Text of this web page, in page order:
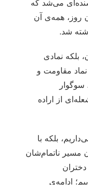
می‌شد که
روز، همه‌ی آن
شد.
بلکه نمادی
مقاومت و
سوگوار
از اراده
بلکه با
مسیر ناتمام‌شان
ادامه‌ی